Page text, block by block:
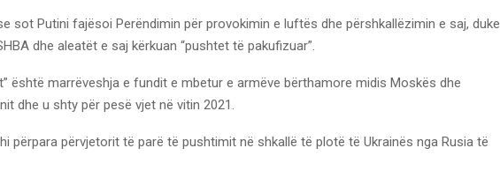
sot Putini fajësoi Perëndimin për provokimin e luftës dhe përshkallëzimin e saj, duke
dhe aleatët e saj kërkuan “pushtet të pakufizuar”.
është marrëveshja e fundit e mbetur e armëve bërthamore midis Moskës dhe
dhe u shty për pesë vjet në vitin 2021.
përpara përvjetorit të parë të pushtimit në shkallë të plotë të Ukrainës nga Rusia të